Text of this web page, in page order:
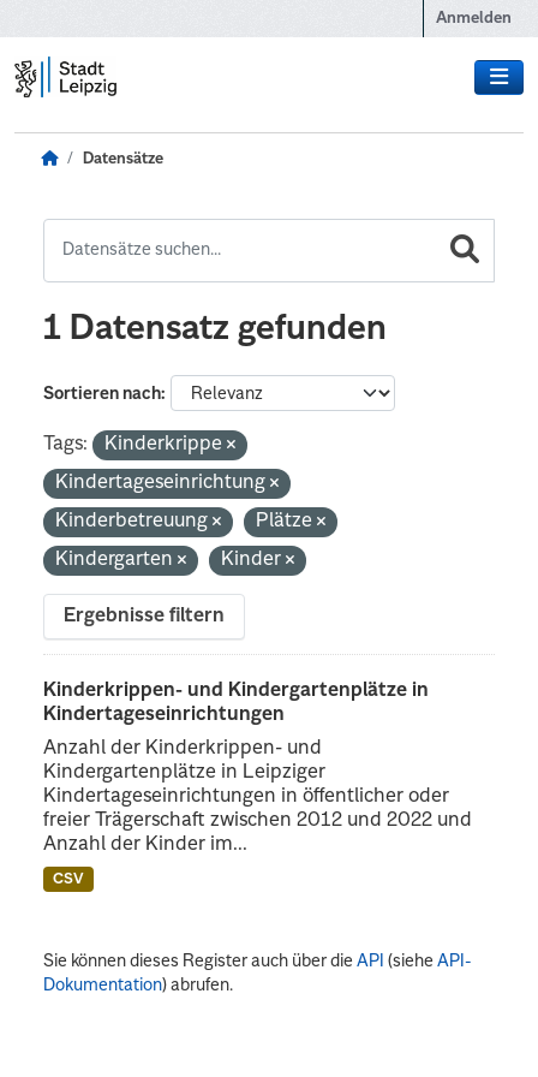
Anmelden
Datensätze
1 Datensatz gefunden
Sortieren nach
Tags:
Kinderkrippe
Kindertageseinrichtung
Kinderbetreuung
Plätze
Kindergarten
Kinder
Ergebnisse filtern
Kinderkrippen- und Kindergartenplätze in
Kindertageseinrichtungen
Anzahl der Kinderkrippen- und
Kindergartenplätze in Leipziger
Kindertageseinrichtungen in öffentlicher oder
freier Trägerschaft zwischen 2012 und 2022 und
Anzahl der Kinder im...
CSV
Sie können dieses Register auch über dieAPI (sieheAPI-
Dokumentation) abrufen.